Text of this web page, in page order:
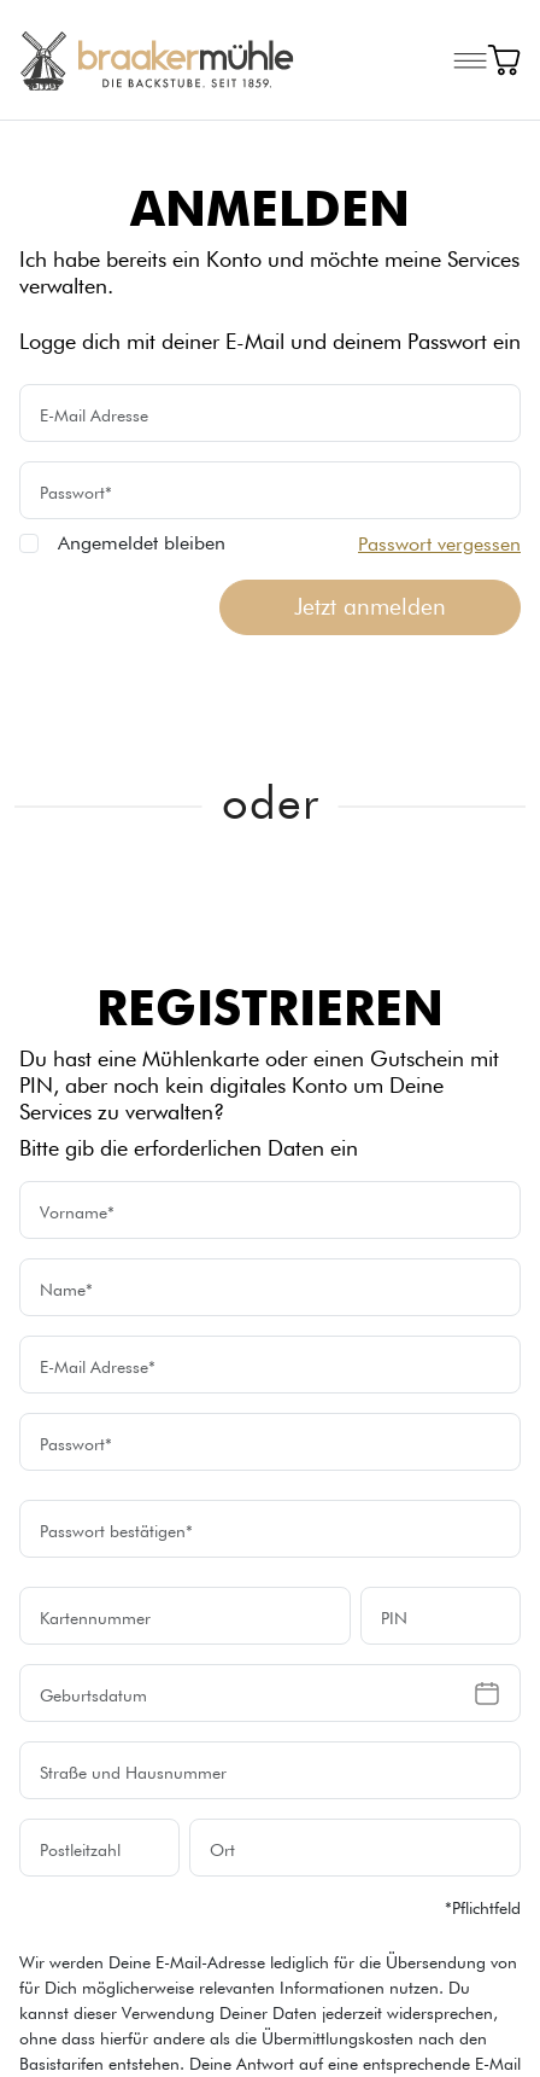
ANMELDEN
Ich habe bereits ein Konto und möchte meine Services
verwalten.
Logge dich mit deiner E-Mail und deinem Passwort ein
Angemeldet bleiben Passwort vergessen
Jetzt anmelden
oder
REGISTRIEREN
Du hast eine Mühlenkarte oder einen Gutschein mit
PIN, aber noch kein digitales Konto um Deine
Services zu verwalten?
Bitte gib die erforderlichen Daten ein
*Pflichtfeld
Wir werden Deine E-Mail-Adresse lediglich für die Übersendung von
für Dich möglicherweise relevanten Informationen nutzen. Du
kannst dieser Verwendung Deiner Daten jederzeit widersprechen,
ohne dass hierfür andere als die Übermittlungskosten nach den
Basistarifen entstehen. Deine Antwort auf eine entsprechende E-Mail